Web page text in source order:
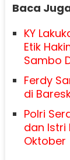
Baca
KY
Etik
Sambo
Ferdy
di
Polri
dan Istri
Oktober